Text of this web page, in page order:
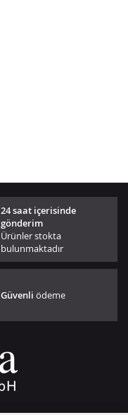
24 saat içerisinde
gönderim
Ürünler stokta
bulunmaktadır
Güvenliödeme